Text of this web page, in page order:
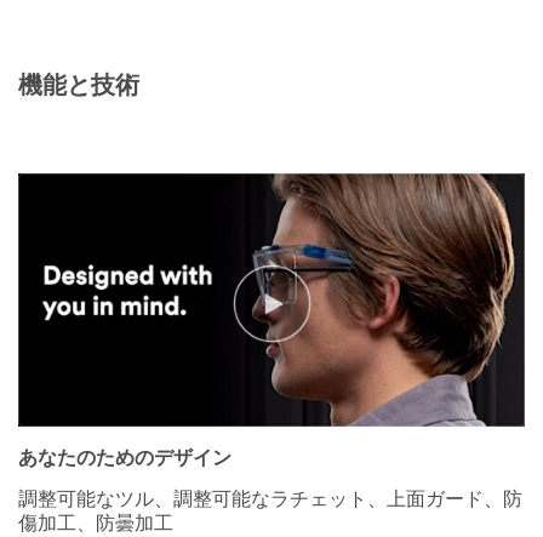
機能と技術
あなたのためのデザイン
調整可能なツル、調整可能なラチェット、上面ガード、防
傷加工、防曇加工